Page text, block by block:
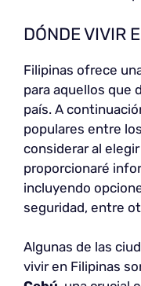
DÓNDE VIVIR
Filipinas ofrece
para aquellos que
país. A
populares entre
considerar al
proporcionaré
incluyendo
seguridad, entre
Algunas de las
vivir en Filipinas